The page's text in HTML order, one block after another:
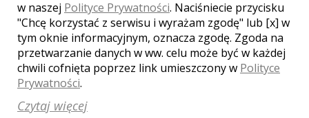
DODAJ OPINIĘ
w naszej Polityce Prywatności. Naciśniecie przycisku
"Chcę korzystać z serwisu i wyrażam zgodę" lub [x] w
tym oknie informacyjnym, oznacza zgodę. Zgoda na
przetwarzanie danych w ww. celu może być w każdej
chwili cofnięta poprzez link umieszczony w Polityce
Prywatności.
Czytaj więcej